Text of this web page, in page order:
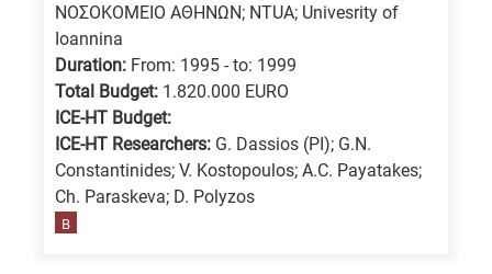
ΝΟΣΟΚΟΜΕΙΟ ΑΘΗΝΩΝ; NTUA; Univesrity of
Ioannina
Duration: From: 1995 - to: 1999
Total Budget: 1.820.000 EURO
ICE-HT Budget:
ICE-HT Researchers: G. Dassios (PI); G.N.
Constantinides; V. Kostopoulos; A.C. Payatakes;
Ch. Paraskeva; D. Polyzos
B